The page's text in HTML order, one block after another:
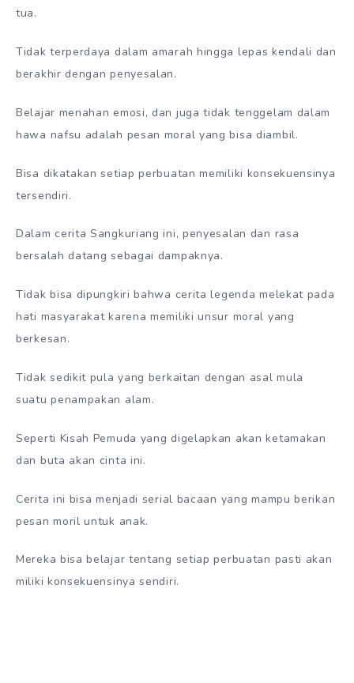
tua.
Tidak terperdaya dalam amarah hingga lepas kendali dan
berakhir dengan penyesalan.
Belajar menahan emosi, dan juga tidak tenggelam dalam
hawa nafsu adalah pesan moral yang bisa diambil.
Bisa dikatakan setiap perbuatan memiliki konsekuensinya
tersendiri.
Dalam cerita Sangkuriang ini, penyesalan dan rasa
bersalah datang sebagai dampaknya.
Tidak bisa dipungkiri bahwa cerita legenda melekat pada
hati masyarakat karena memiliki unsur moral yang
berkesan.
Tidak sedikit pula yang berkaitan dengan asal mula
suatu penampakan alam.
Seperti Kisah Pemuda yang digelapkan akan ketamakan
dan buta akan cinta ini.
Cerita ini bisa menjadi serial bacaan yang mampu berikan
pesan moril untuk anak.
Mereka bisa belajar tentang setiap perbuatan pasti akan
miliki konsekuensinya sendiri.